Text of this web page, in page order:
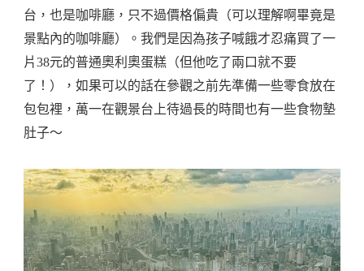
台，也是咖啡廳，只不過價格偏貴（可以理解啊畢竟是
景點內的咖啡廳）。我們是因為孩子喊餓才忍痛買了一
片38元的普通奧利奧蛋糕（但他吃了兩口就不要
了！），如果可以的話在參觀之前先準備一些零食放在
包包裡，萬一在觀景台上待過長的時間也有一些食物墊
肚子～